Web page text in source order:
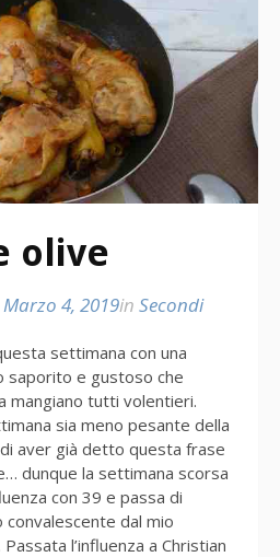
olive
Marzo 4, 2019in Secondi
settimana con una
saporito e gustoso che
mangiano tutti volentieri.
sia meno pesante della
aver già detto questa frase
dunque la settimana scorsa
con 39 e passa di
dal mio
l’influenza a Christian